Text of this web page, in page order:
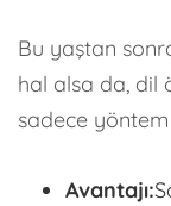
Bu yaştan
hal alsa da, dil
sadece
Avantajı: